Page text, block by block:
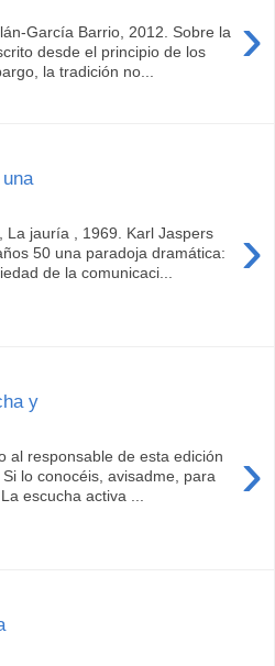
›
García Barrio, 2012. Sobre la
desde el principio de los
la tradición no...
›
La jauría , 1969. Karl Jaspers
50 una paradoja dramática:
de la comunicaci...
y
›
al responsable de esta edición
lo conocéis, avisadme, para
escucha activa ...